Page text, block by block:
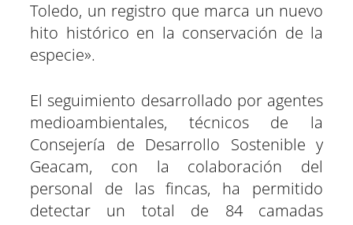
Toledo, un registro que marca un nuevo
hito histórico en la conservación de la
especie».
El seguimiento desarrollado por agentes
medioambientales, técnicos de la
Consejería de Desarrollo Sostenible y
Geacam, con la colaboración del
personal de las fincas, ha permitido
detectar un total de 84 camadas